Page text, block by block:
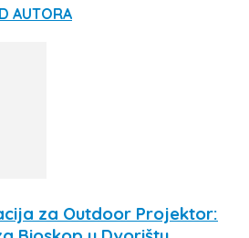
AUTORA
za Outdoor Projektor: